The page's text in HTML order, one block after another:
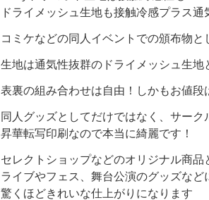
ドライメッシュ生地も接触冷感プラス通
コミケなどの同人イベントでの頒布物
生地は通気性抜群のドライメッシュ生
表裏の組み合わせは自由！しかもお値段
同人グッズとしてだけではなく、サー
昇華転写印刷なので本当に綺麗です！
セレクトショップなどのオリジナル商品
ライブやフェス、舞台公演のグッズなど
驚くほどきれいな仕上がりになります